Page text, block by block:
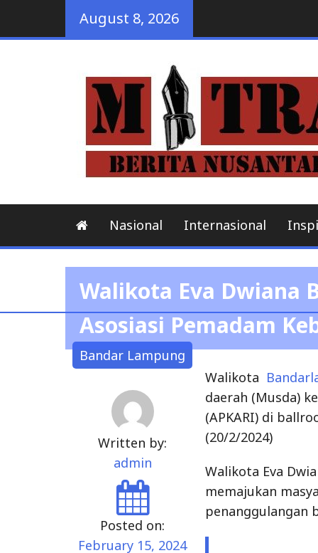
August 8, 2026
Nasional Internasional
Bandar Lampung
Walikota Eva Dwiana
Asosiasi Pemadam
Written by:
admin
Posted on:
February 15, 2024
Walikota
daerah (Musda)
(APKARI) di
(20/2/2024)
Walikota Eva
memajukan
penanggulangan